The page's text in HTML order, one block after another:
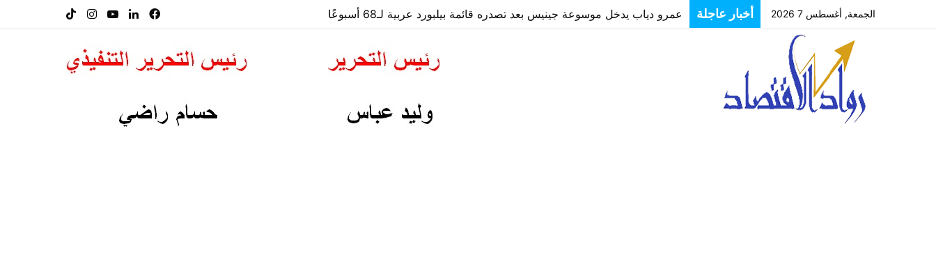
الجمعة, أغسطس 7 2026 أخبار عاجلة عمرو دياب يدخل موسوعة جينيس بعد تصدره قائمة بيلبورد عربية لـ68 أسبوعًا فيسبوكلينكدإن‫YouTube
انستقرام